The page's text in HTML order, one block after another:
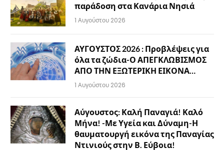
παράδοση στα Κανάρια Νησιά
1 Αυγούστου 2026
ΑΥΓΟΥΣΤΟΣ 2026 : Προβλέψεις για
όλα τα ζώδια-Ο ΑΠΕΓΚΛΩΒΙΣΜΟΣ
ΑΠΟ ΤΗΝ ΕΞΩΤΕΡΙΚΗ ΕΙΚΟΝΑ…
1 Αυγούστου 2026
Αύγουστος: Καλή Παναγιά! Καλό
Μήνα! -Με Υγεία και Δύναμη-Η
θαυματουργή εικόνα της Παναγίας
Ντινιούς στην Β. Εύβοια!